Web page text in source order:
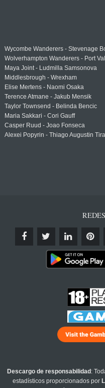
Wycombe Wanderers - Stevenage
Wolverhampton Wanderers - Port
Maya Joint - Ludmilla Samsonova
Middlesbrough - Wrexham
Elise Mertens - Naomi Osaka
Terence Atmane - Jakub Mensik
Taylor Townsend - Belinda Bencic
Maria Sakkari - Cori Gauff
Casper Ruud - Joao Fonseca
Alexei Popyrin - Thiago Augustin
Descargo de responsabilidad :
estadísticos proporcionados por